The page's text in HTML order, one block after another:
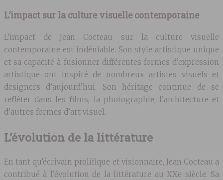
L’impact sur la culture visuelle contemporaine
L’impact de Jean Cocteau sur la culture visuelle
contemporaine est indéniable. Son style artistique unique
et sa capacité à fusionner différentes formes d’expression
artistique ont inspiré de nombreux artistes visuels et
designers d’aujourd’hui. Son héritage continue de se
refléter dans les films, la photographie, l’architecture et
d’autres formes d’art visuel.
L’évolution de la littérature
En tant qu’écrivain prolifique et visionnaire, Jean Cocteau a
contribué à l’évolution de la littérature au XXe siècle. Sa